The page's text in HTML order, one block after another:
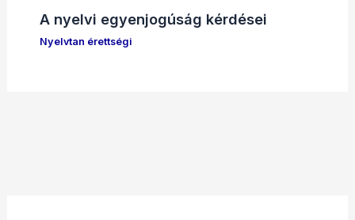
A nyelvi egyenjogúság kérdései
Nyelvtan érettségi